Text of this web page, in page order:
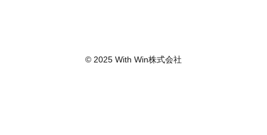
利用の停止、消去及び第三者への提供の停止を行うこと
© 2025 With Win株式会社